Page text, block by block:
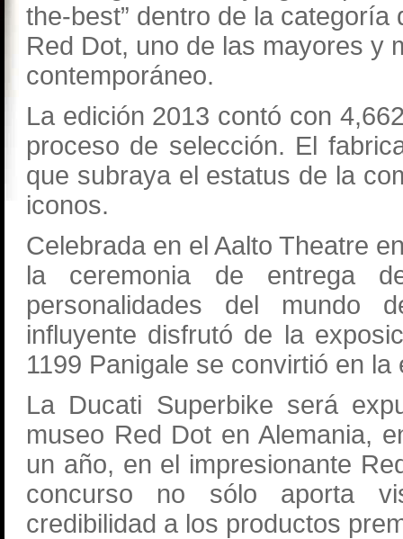
the-best” dentro de la categoría
Red Dot, uno de las mayores y
contemporáneo.
La edición 2013 contó con
proceso de selección. El
que subraya el estatus de la
iconos.
Celebrada en el Aalto Theatre
la ceremonia de entrega
personalidades del mundo
influyente disfrutó de la
1199 Panigale se convirtió en la
La Ducati Superbike será
museo Red Dot en Alemania,
un año, en el impresionante
concurso no sólo aporta
credibilidad a los productos